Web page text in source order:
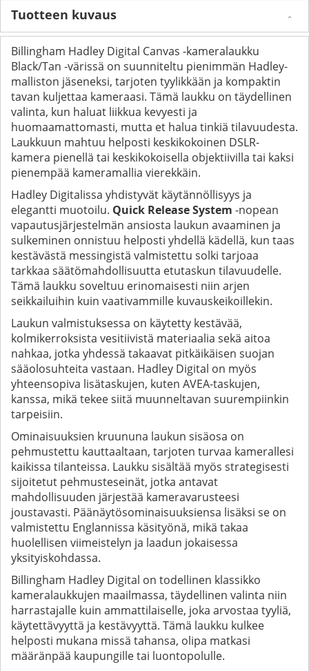
Tuotteen kuvaus
Billingham Hadley Digital Canvas -kameralaukku
Black/Tan -värissä on suunniteltu pienimmän Hadley-
malliston jäseneksi, tarjoten tyylikkään ja kompaktin
tavan kuljettaa kameraasi. Tämä laukku on täydellinen
valinta, kun haluat liikkua kevyesti ja
huomaamattomasti, mutta et halua tinkiä tilavuudesta.
Laukkuun mahtuu helposti keskikokoinen DSLR-
kamera pienellä tai keskikokoisella objektiivilla tai kaksi
pienempää kameramallia vierekkäin.
Hadley Digitalissa yhdistyvät käytännöllisyys ja
elegantti muotoilu. Quick Release System -nopean
vapautusjärjestelmän ansiosta laukun avaaminen ja
sulkeminen onnistuu helposti yhdellä kädellä, kun taas
kestävästä messingistä valmistettu solki tarjoaa
tarkkaa säätömahdollisuutta etutaskun tilavuudelle.
Tämä laukku soveltuu erinomaisesti niin arjen
seikkailuihin kuin vaativammille kuvauskeikoillekin.
Laukun valmistuksessa on käytetty kestävää,
kolmikerroksista vesitiivistä materiaalia sekä aitoa
nahkaa, jotka yhdessä takaavat pitkäikäisen suojan
sääolosuhteita vastaan. Hadley Digital on myös
yhteensopiva lisätaskujen, kuten AVEA-taskujen,
kanssa, mikä tekee siitä muunneltavan suurempiinkin
tarpeisiin.
Ominaisuuksien kruununa laukun sisäosa on
pehmustettu kauttaaltaan, tarjoten turvaa kamerallesi
kaikissa tilanteissa. Laukku sisältää myös strategisesti
sijoitetut pehmusteseinät, jotka antavat
mahdollisuuden järjestää kameravarusteesi
joustavasti. Päänäytösominaisuuksiensa lisäksi se on
valmistettu Englannissa käsityönä, mikä takaa
huolellisen viimeistelyn ja laadun jokaisessa
yksityiskohdassa.
Billingham Hadley Digital on todellinen klassikko
kameralaukkujen maailmassa, täydellinen valinta niin
harrastajalle kuin ammattilaiselle, joka arvostaa tyyliä,
käytettävyyttä ja kestävyyttä. Tämä laukku kulkee
helposti mukana missä tahansa, olipa matkasi
määränpää kaupungille tai luontopolulle.